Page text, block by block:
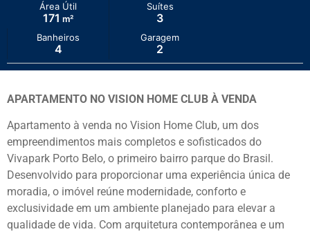
Área Útil
171 m²
Suítes
3
Banheiros
4
Garagem
2
APARTAMENTO NO VISION HOME CLUB À VENDA
Apartamento à venda no Vision Home Club, um dos
empreendimentos mais completos e sofisticados do
Vivapark Porto Belo, o primeiro bairro parque do Brasil.
Desenvolvido para proporcionar uma experiência única de
moradia, o imóvel reúne modernidade, conforto e
exclusividade em um ambiente planejado para elevar a
qualidade de vida. Com arquitetura contemporânea e um